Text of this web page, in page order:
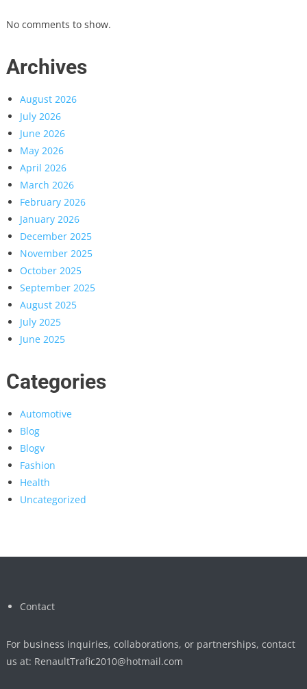
No comments to show.
Archives
August 2026
July 2026
June 2026
May 2026
April 2026
March 2026
February 2026
January 2026
December 2025
November 2025
October 2025
September 2025
August 2025
July 2025
June 2025
Categories
Automotive
Blog
Blogv
Fashion
Health
Uncategorized
Contact
For business inquiries, collaborations, or partnerships, contact
us at: RenaultTrafic2010@hotmail.com